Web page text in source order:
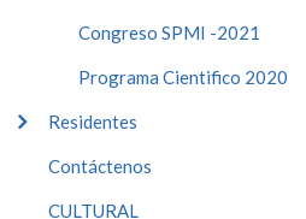
Congreso SPMI -2021
Programa Cientifico 2020
Residentes
Contáctenos
CULTURAL